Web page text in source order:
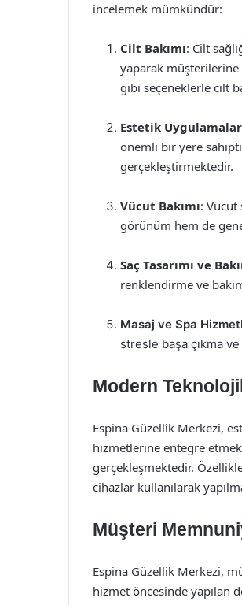
incelemek mümkündür:
Cilt Bakımı: Cilt
yaparak
gibi seçeneklerle cilt
Estetik Uygulamalar
önemli bir yere
gerçekleştirmektedir.
Vücut Bakımı:
görünüm hem de
Saç Tasarımı ve
renklendirme ve
Masaj ve Spa
stresle başa çıkma
Modern
Espina Güzellik Merkezi,
hizmetlerine entegre
gerçekleşmektedir.
cihazlar kullanılarak
Müşteri
Espina Güzellik Merkezi,
hizmet öncesinde yapılan